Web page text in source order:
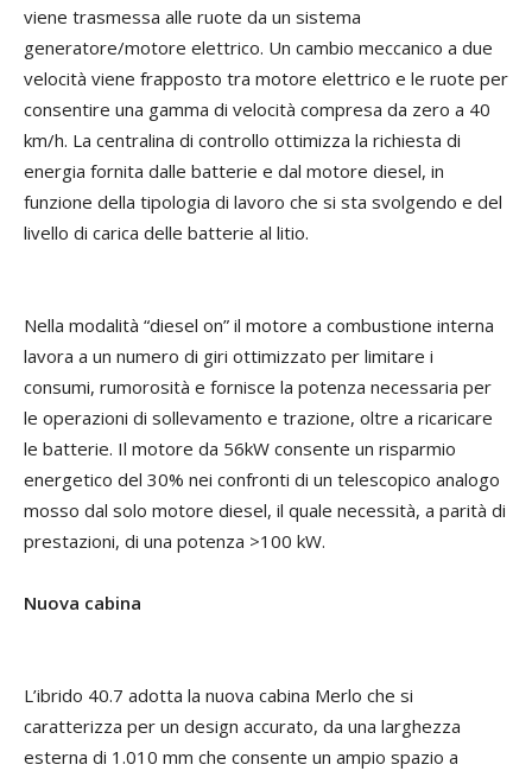
viene trasmessa alle ruote da un sistema
generatore/motore elettrico. Un cambio meccanico a due
velocità viene frapposto tra motore elettrico e le ruote per
consentire una gamma di velocità compresa da zero a 40
km/h. La centralina di controllo ottimizza la richiesta di
energia fornita dalle batterie e dal motore diesel, in
funzione della tipologia di lavoro che si sta svolgendo e del
livello di carica delle batterie al litio.
Nella modalità “diesel on” il motore a combustione interna
lavora a un numero di giri ottimizzato per limitare i
consumi, rumorosità e fornisce la potenza necessaria per
le operazioni di sollevamento e trazione, oltre a ricaricare
le batterie. Il motore da 56kW consente un risparmio
energetico del 30% nei confronti di un telescopico analogo
mosso dal solo motore diesel, il quale necessità, a parità di
prestazioni, di una potenza >100 kW.
Nuova cabina
L’ibrido 40.7 adotta la nuova cabina Merlo che si
caratterizza per un design accurato, da una larghezza
esterna di 1.010 mm che consente un ampio spazio a